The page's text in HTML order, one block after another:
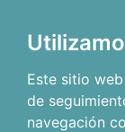
Este sitio
de
navegación